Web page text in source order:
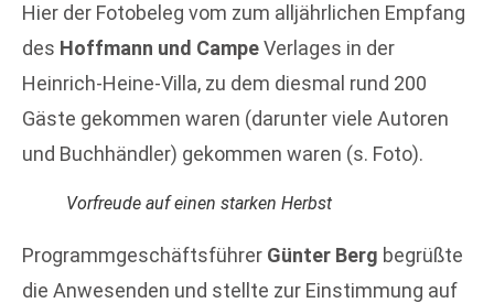
Hier der Fotobeleg vom zum alljährlichen Empfang
des Hoffmann und CampeVerlages in der
Heinrich-Heine-Villa, zu dem diesmal rund 200
Gäste gekommen waren (darunter viele Autoren
und Buchhändler) gekommen waren (s. Foto).
Vorfreude auf einen starken Herbst
Programmgeschäftsführer Günter Berg begrüßte
die Anwesenden und stellte zur Einstimmung auf